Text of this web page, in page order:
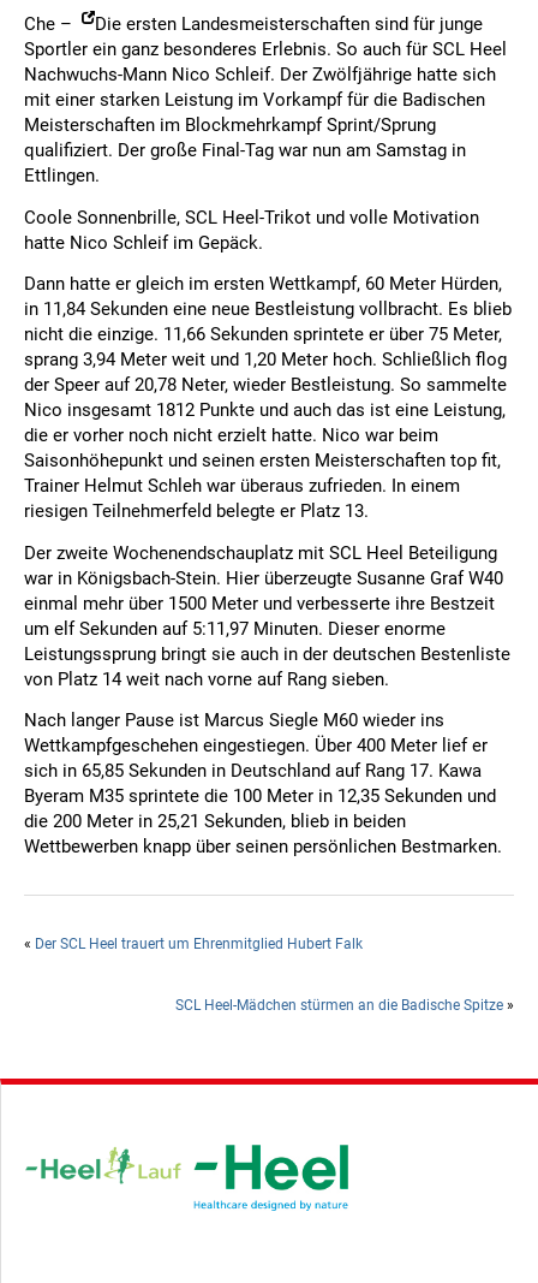
Che –
Die ersten Landesmeisterschaften sind für junge
Sportler ein ganz besonderes Erlebnis. So auch für SCL Heel
Nachwuchs-Mann Nico Schleif. Der Zwölfjährige hatte sich
mit einer starken Leistung im Vorkampf für die Badischen
Meisterschaften im Blockmehrkampf Sprint/Sprung
qualifiziert. Der große Final-Tag war nun am Samstag in
Ettlingen.
Coole Sonnenbrille, SCL Heel-Trikot und volle Motivation
hatte Nico Schleif im Gepäck.
Dann hatte er gleich im ersten Wettkampf, 60 Meter Hürden,
in 11,84 Sekunden eine neue Bestleistung vollbracht. Es blieb
nicht die einzige. 11,66 Sekunden sprintete er über 75 Meter,
sprang 3,94 Meter weit und 1,20 Meter hoch. Schließlich flog
der Speer auf 20,78 Neter, wieder Bestleistung. So sammelte
Nico insgesamt 1812 Punkte und auch das ist eine Leistung,
die er vorher noch nicht erzielt hatte. Nico war beim
Saisonhöhepunkt und seinen ersten Meisterschaften top fit,
Trainer Helmut Schleh war überaus zufrieden. In einem
riesigen Teilnehmerfeld belegte er Platz 13.
Der zweite Wochenendschauplatz mit SCL Heel Beteiligung
war in Königsbach-Stein. Hier überzeugte Susanne Graf W40
einmal mehr über 1500 Meter und verbesserte ihre Bestzeit
um elf Sekunden auf 5:11,97 Minuten. Dieser enorme
Leistungssprung bringt sie auch in der deutschen Bestenliste
von Platz 14 weit nach vorne auf Rang sieben.
Nach langer Pause ist Marcus Siegle M60 wieder ins
Wettkampfgeschehen eingestiegen. Über 400 Meter lief er
sich in 65,85 Sekunden in Deutschland auf Rang 17. Kawa
Byeram M35 sprintete die 100 Meter in 12,35 Sekunden und
die 200 Meter in 25,21 Sekunden, blieb in beiden
Wettbewerben knapp über seinen persönlichen Bestmarken.
« Der SCL Heel trauert um Ehrenmitglied Hubert Falk
SCL Heel-Mädchen stürmen an die Badische Spitze »